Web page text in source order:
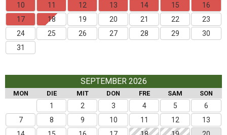
10
11 12 13 14 15
16
17
18 19 20 21 22
23
24
25 26 27 28 29
30
31
SEPTEMBER 2026
MON DIE MIT DON FRE SAM SON
1 2 3 4 5
6
7
8 9 10 11 12
13